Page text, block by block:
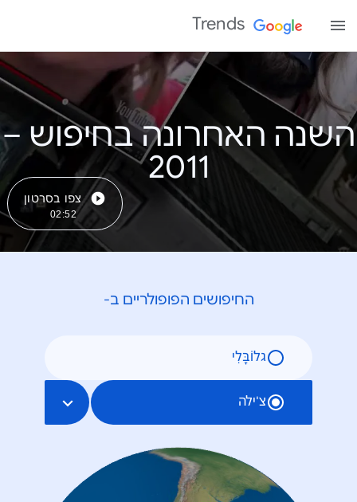
Trends
השנה האחרונה בחיפוש –
צפו בסרטון
02:52
החיפושים הפופולריים ב-
גלוֹבָּלִי
צ'ילה